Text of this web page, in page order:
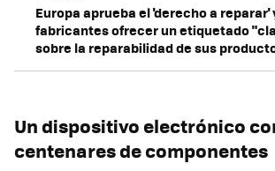
Europa aprueba el 'derecho a reparar'
fabricantes ofrecer un etiquetado
sobre la reparabilidad de sus
Un dispositivo electrónico
centenares de componentes